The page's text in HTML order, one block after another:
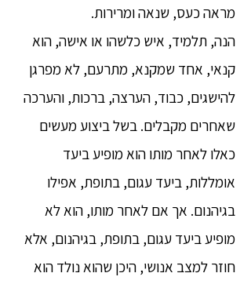
מראה כעס, שנאה ומרירות.
הנה, תלמיד, איש כלשהו או אישה, הוא
קנאי, אחד שמקנא, מתרעם, לא מפרגן
להישגים, כבוד, הערצה, ברכות, והערכה
שאחרים מקבלים. בשל ביצוע מעשים
כאלו לאחר מותו הוא מופיע ביעד
אומללות, ביעד עגום, בתופת, אפילו
בגיהנום. אך אם לאחר מותו, הוא לא
מופיע ביעד עגום, בתופת, בגיהנום, אלא
חוזר למצב אנושי, היכן שהוא נולד הוא